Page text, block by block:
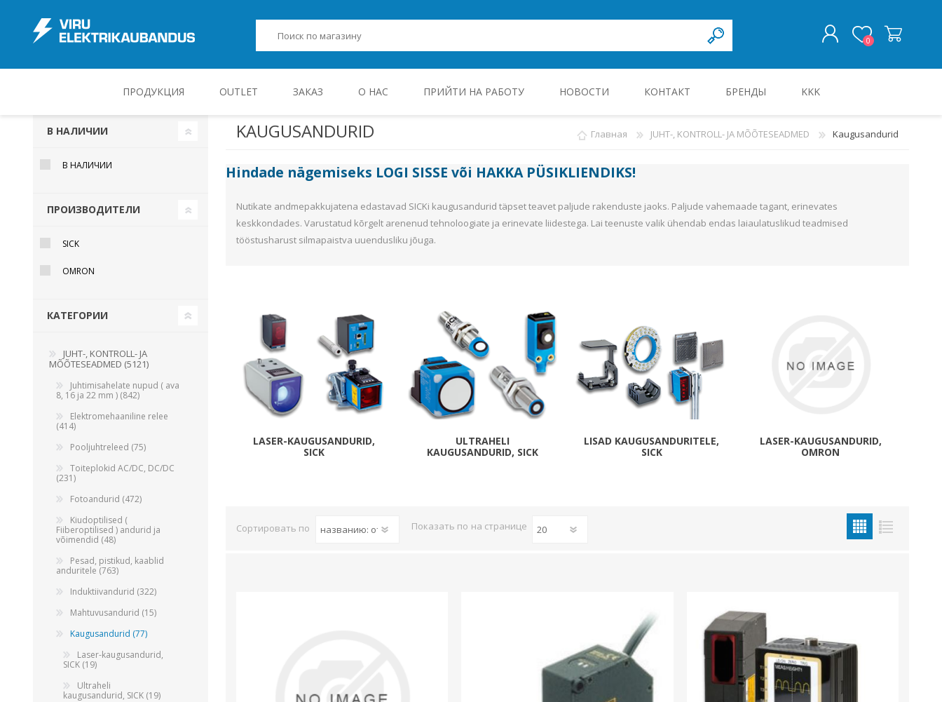
0
ПРОДУКЦИЯ
JUHT-, KONTROLL- JA MÕÕTESEADMED
Elektromehaaniline relee
Toiteplokid AC/DC, DC/DC
View All
ROHEENERGIA JA TÖÖSTUSELEKTROONIKA
Päikeseenergia
Elektriautode laadijad ja komponendid
Kontrollerid
Sagedusmuundurid
View All
Metallkilbid, süvispaigaldus
Metallkilbid, pindpaigaldus
Kilbid, aluspaigaldus
Plastkilbid, süvispaigaldus
Alumiiniumkaablid ja -juhtmed
Vaskkaablid ja -juhtmed
Painduvad kontrollkaablid
Nõrkvoolukaablid
INSTALLATSIOONITARVIKUD
Pinnapealsed lülitid ja pistikupesad IP55, IP65, IP67
Sisevalgustid
Tulekindlad valgustid ja tarvikud
Tööstusvalgustid
Siinid ja valgustid
OUTLET ЗАКАЗ О НАС ПРИЙТИ НА РАБОТУ НОВОСТИ КОНТАКТ БРЕНДЫ KKK
KAUGUSANDURID Главная JUHT-, KONTROLL- JA MÕÕTESEADMED Kaugusandurid
Hindade nägemiseks LOGI SISSE või HAKKA PÜSIKLIENDIKS!
Nutikate andmepakkujatena edastavad SICKi kaugusandurid täpset teavet paljude rakenduste jaoks. Paljude vahemaade tagant, erinevates
keskkondades. Varustatud kõrgelt arenenud tehnoloogiate ja erinevate liidestega. Lai teenuste valik ühendab endas laiaulatuslikud teadmised
tööstusharust silmapaistva uuendusliku jõuga.
LASER-KAUGUSANDURID,
SICK
ULTRAHELI
KAUGUSANDURID, SICK
LISAD KAUGUSANDURITELE,
SICK
LASER-KAUGUSANDURID,
OMRON
Сортировать по Показать по на странице
В НАЛИЧИИ
В НАЛИЧИИ
ПРОИЗВОДИТЕЛИ
SICK
OMRON
КАТЕГОРИИ
JUHT-, KONTROLL- JA
MÕÕTESEADMED (5121)
Juhtimisahelate nupud ( ava
8, 16 ja 22 mm ) (842)
Elektromehaaniline relee
(414)
Pooljuhtreleed (75)
Toiteplokid AC/DC, DC/DC
(231)
Fotoandurid (472)
Kiudoptilised (
Fiiberoptilised ) andurid ja
võimendid (48)
Pesad, pistikud, kaablid
anduritele (763)
Induktiivandurid (322)
Mahtuvusandurid (15)
Kaugusandurid (77)
Laser-kaugusandurid,
SICK (19)
Ultraheli
kaugusandurid, SICK (19)